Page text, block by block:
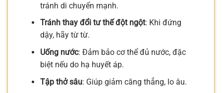
tránh di chuyển mạnh.
Tránh thay đổi tư thế đột ngột: Khi đứng
dậy, hãy từ từ.
Uống nước: Đảm bảo cơ thể đủ nước, đặc
biệt nếu do hạ huyết áp.
Tập thở sâu: Giúp giảm căng thẳng, lo âu.